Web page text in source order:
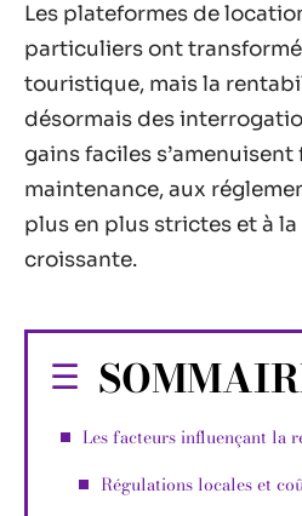
Les plateformes de
particuliers ont
touristique, mais la
désormais des
gains faciles
maintenance, aux
plus en plus strictes et à
croissante.
Les facteurs influençant la
Régulations locales et